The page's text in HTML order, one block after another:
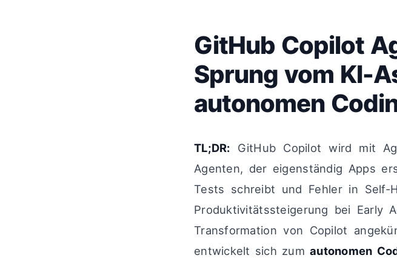
GitHub Copilot
Sprung vom KI-
autonomen
TL;DR: GitHub Copilot wird mit
Agenten, der eigenständig Apps
Tests schreibt und Fehler in Self-
Produktivitätssteigerung bei Early
Transformation von Copilot
entwickelt sich zum autonomen